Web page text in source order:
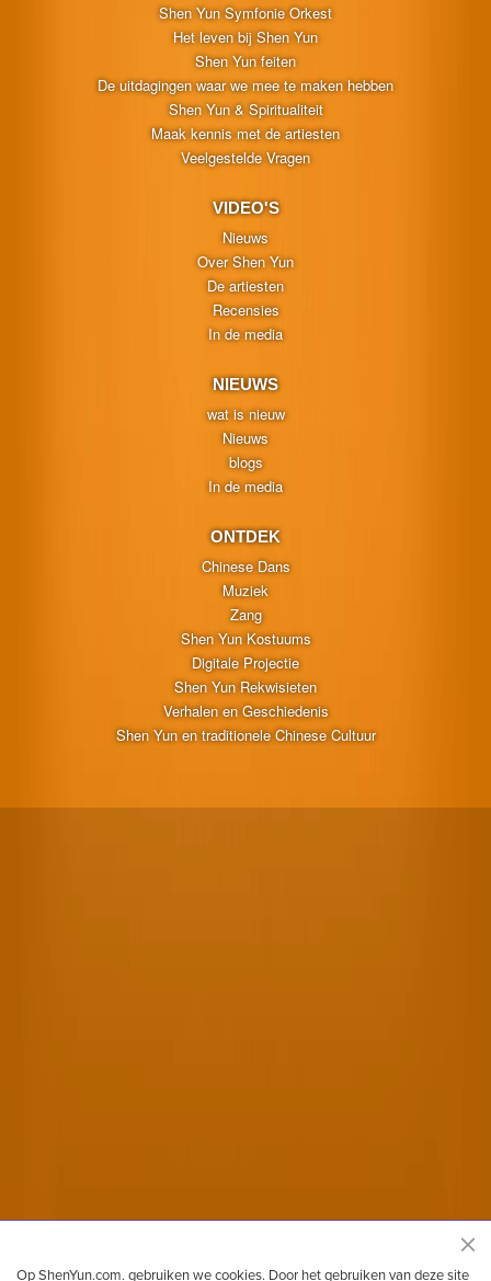
Shen Yun Symfonie Orkest
Het leven bij Shen Yun
Shen Yun feiten
De uitdagingen waar we mee te maken hebben
Shen Yun & Spiritualiteit
Maak kennis met de artiesten
Veelgestelde Vragen
VIDEO'S
Nieuws
Over Shen Yun
De artiesten
Recensies
In de media
NIEUWS
wat is nieuw
Nieuws
blogs
In de media
ONTDEK
Chinese Dans
Muziek
Zang
Shen Yun Kostuums
Digitale Projectie
Shen Yun Rekwisieten
Verhalen en Geschiedenis
Shen Yun en traditionele Chinese Cultuur
Op ShenYun.com. gebruiken we cookies. Door het gebruiken van deze site